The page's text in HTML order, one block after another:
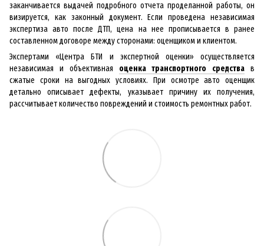
заканчивается выдачей подробного отчета проделанной работы, он
визируется, как законный документ. Если проведена независимая
экспертиза авто после ДТП, цена на нее прописывается в ранее
составленном договоре между сторонами: оценщиком и клиентом.
Экспертами «Центра БТИ и экспертной оценки» осуществляется
независимая и объективная оценка транспортного средства в
сжатые сроки на выгодных условиях. При осмотре авто оценщик
детально описывает дефекты, указывает причину их получения,
рассчитывает количество повреждений и стоимость ремонтных работ.